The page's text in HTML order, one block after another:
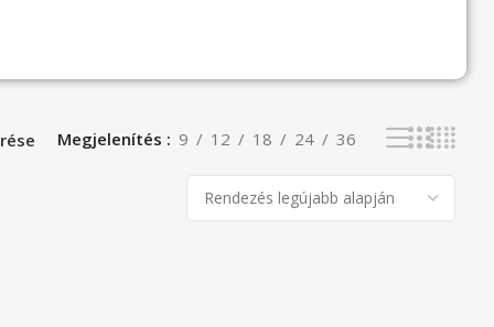
Megjelenítés 9 12 18 24 36